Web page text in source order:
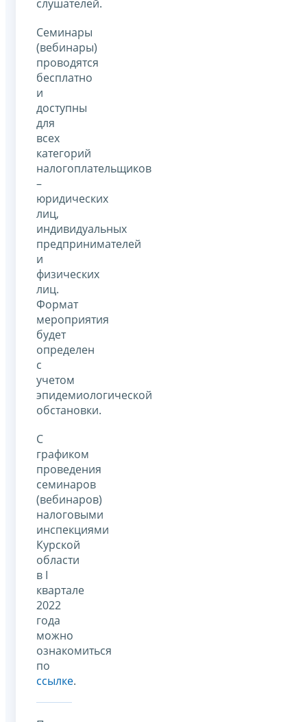
слушателей.
Семинары
(вебинары)
проводятся
бесплатно
и
доступны
для
всех
категорий
налогоплательщиков
–
юридических
лиц,
индивидуальных
предпринимателей
и
физических
лиц.
Формат
мероприятия
будет
определен
с
учетом
эпидемиологической
обстановки.
С
графиком
проведения
семинаров
(вебинаров)
налоговыми
инспекциями
Курской
области
в I
квартале
2022
года
можно
ознакомиться
по
ссылке.